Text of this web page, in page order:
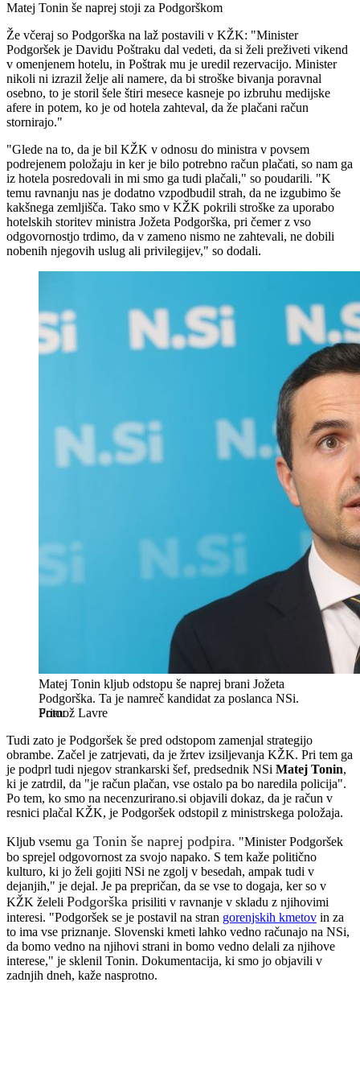
Matej Tonin še naprej stoji za Podgorškom
Že včeraj so Podgorška na laž postavili v KŽK: "Minister
Podgoršek je Davidu Poštraku dal vedeti, da si želi preživeti vikend
v omenjenem hotelu, in Poštrak mu je uredil rezervacijo. Minister
nikoli ni izrazil želje ali namere, da bi stroške bivanja poravnal
osebno, to je storil šele štiri mesece kasneje po izbruhu medijske
afere in potem, ko je od hotela zahteval, da že plačani račun
stornirajo."
"Glede na to, da je bil KŽK v odnosu do ministra v povsem
podrejenem položaju in ker je bilo potrebno račun plačati, so nam ga
iz hotela posredovali in mi smo ga tudi plačali," so poudarili. "K
temu ravnanju nas je dodatno vzpodbudil strah, da ne izgubimo še
kakšnega zemljišča. Tako smo v KŽK pokrili stroške za uporabo
hotelskih storitev ministra Jožeta Podgorška, pri čemer z vso
odgovornostjo trdimo, da v zameno nismo ne zahtevali, ne dobili
nobenih njegovih uslug ali privilegijev," so dodali.
Matej Tonin kljub odstopu še naprej brani Jožeta
Podgorška. Ta je namreč kandidat za poslanca NSi.
Primož Lavre
Tudi zato je Podgoršek še pred odstopom zamenjal strategijo
obrambe. Začel je zatrjevati, da je žrtev izsiljevanja KŽK. Pri tem ga
je podprl tudi njegov strankarski šef, predsednik NSi Matej Tonin,
ki je zatrdil, da "je račun plačan, vse ostalo pa bo naredila policija".
Po tem, ko smo na necenzurirano.si objavili dokaz, da je račun v
resnici plačal KŽK, je Podgoršek odstopil z ministrskega položaja.
Kljub vsemu ga Tonin še naprej podpira. "Minister Podgoršek
bo sprejel odgovornost za svojo napako. S tem kaže politično
kulturo, ki jo želi gojiti NSi ne zgolj v besedah, ampak tudi v
dejanjih," je dejal. Je pa prepričan, da se vse to dogaja, ker so v
KŽK želeli Podgorška prisiliti v ravnanje v skladu z njihovimi
interesi. "Podgoršek se je postavil na stran gorenjskih kmetov in za
to ima vse priznanje. Slovenski kmeti lahko vedno računajo na NSi,
da bomo vedno na njihovi strani in bomo vedno delali za njihove
interese," je sklenil Tonin. Dokumentacija, ki smo jo objavili v
zadnjih dneh, kaže nasprotno.